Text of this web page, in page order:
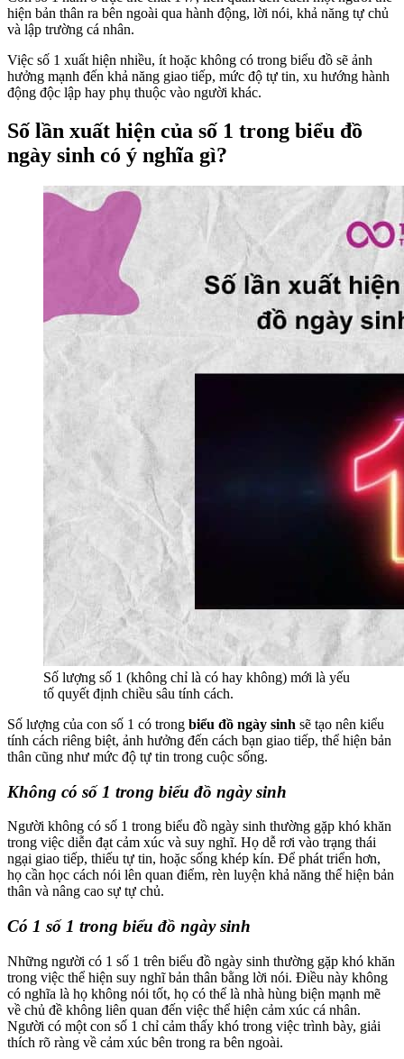
hiện bản thân ra bên ngoài qua hành động, lời nói, khả năng tự chủ
và lập trường cá nhân.
Việc số 1 xuất hiện nhiều, ít hoặc không có trong biểu đồ sẽ ảnh
hưởng mạnh đến khả năng giao tiếp, mức độ tự tin, xu hướng hành
động độc lập hay phụ thuộc vào người khác.
Số lần xuất hiện của số 1 trong biểu đồ
ngày sinh có ý nghĩa gì?
Số lượng số 1 (không chỉ là có hay không) mới là yếu
tố quyết định chiều sâu tính cách.
Số lượng của con số 1 có trong biểu đồ ngày sinh sẽ tạo nên kiểu
tính cách riêng biệt, ảnh hưởng đến cách bạn giao tiếp, thể hiện bản
thân cũng như mức độ tự tin trong cuộc sống.
Không có số 1 trong biểu đồ ngày sinh
Người không có số 1 trong biểu đồ ngày sinh thường gặp khó khăn
trong việc diễn đạt cảm xúc và suy nghĩ. Họ dễ rơi vào trạng thái
ngại giao tiếp, thiếu tự tin, hoặc sống khép kín. Để phát triển hơn,
họ cần học cách nói lên quan điểm, rèn luyện khả năng thể hiện bản
thân và nâng cao sự tự chủ.
Có 1 số 1 trong biểu đồ ngày sinh
Những người có 1 số 1 trên biểu đồ ngày sinh thường gặp khó khăn
trong việc thể hiện suy nghĩ bản thân bằng lời nói. Điều này không
có nghĩa là họ không nói tốt, họ có thể là nhà hùng biện mạnh mẽ
về chủ đề không liên quan đến việc thể hiện cảm xúc cá nhân.
Người có một con số 1 chỉ cảm thấy khó trong việc trình bày, giải
thích rõ ràng về cảm xúc bên trong ra bên ngoài.